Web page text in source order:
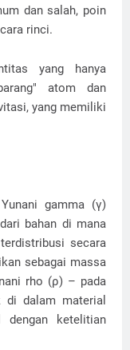
dan salah, poin
rinci.
yang hanya
atom dan
yang memiliki
gamma (γ)
bahan di mana
secara
sebagai massa
rho (ρ) – pada
dalam material
dengan ketelitian